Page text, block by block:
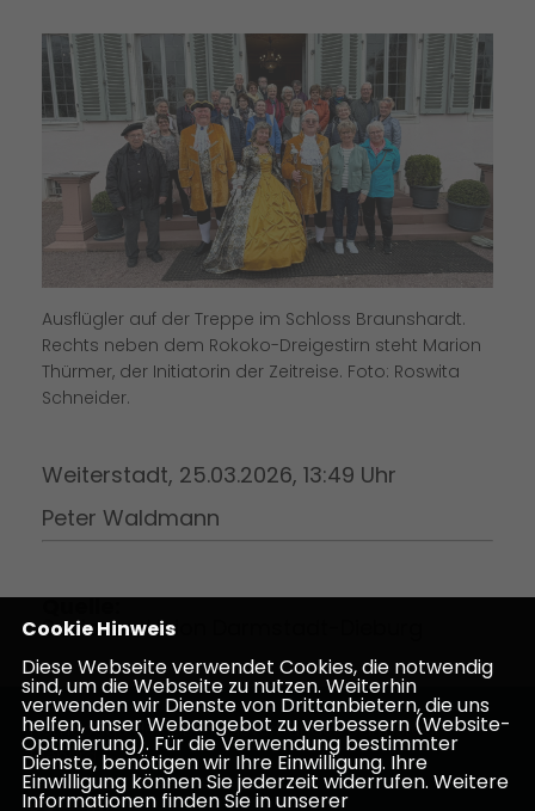
Ausflügler auf der Treppe im Schloss Braunshardt.
Rechts neben dem Rokoko-Dreigestirn steht Marion
Thürmer, der Initiatorin der Zeitreise. Foto: Roswita
Schneider.
Weiterstadt, 25.03.2026, 13:49 Uhr
Peter Waldmann
Quelle:
Senioren-Union Darmstadt-Dieburg
Homepage des CDU Kreisverbandes Darmstadt-
Dieburg
Cookie Hinweis
Diese Webseite verwendet Cookies, die notwendig
sind, um die Webseite zu nutzen. Weiterhin
verwenden wir Dienste von Drittanbietern, die uns
helfen, unser Webangebot zu verbessern (Website-
Optmierung). Für die Verwendung bestimmter
Dienste, benötigen wir Ihre Einwilligung. Ihre
Einwilligung können Sie jederzeit widerrufen. Weitere
Informationen finden Sie in unserer